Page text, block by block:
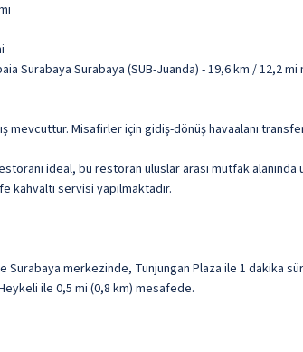
Surabaya Surabaya (SUB-Juanda) - 19,6 km / 12,2
mevcuttur. Misafirler için gidiş-dönüş havaalanı
ideal, bu restoran uluslar arası mutfak
kahvaltı servisi yapılmaktadır.
merkezinde, Tunjungan Plaza ile 1 dakika
ile 0,5 mi (0,8 km) mesafede.